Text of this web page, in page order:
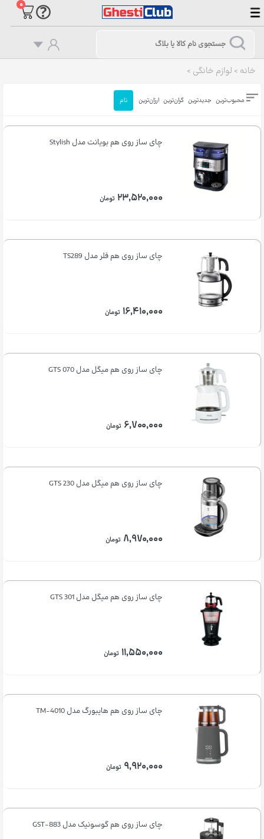
۰
خانه > لوازم خانگی >
محبوب‌ترین جدیدترین گران‌ترین ارزان‌ترین نام
چای ساز روی هم بویانت مدل Stylish
۲۳,۵۲۰,۰۰۰ تومان
چای ساز روی هم فلر مدل TS289
۱۶,۴۱۰,۰۰۰ تومان
چای ساز روی هم میگل مدل GTS 070
۶,۷۰۰,۰۰۰ تومان
چای ساز روی هم میگل مدل GTS 230
۸,۹۷۰,۰۰۰ تومان
چای ساز روی هم میگل مدل GTS 301
۱۱,۵۵۰,۰۰۰ تومان
چای ساز روی هم هایبورگ مدل TM-4010
۹,۹۲۰,۰۰۰ تومان
چای ساز روی هم گوسونیک مدل GST-883